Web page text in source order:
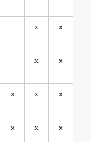
x x
x x
x x x
x x x